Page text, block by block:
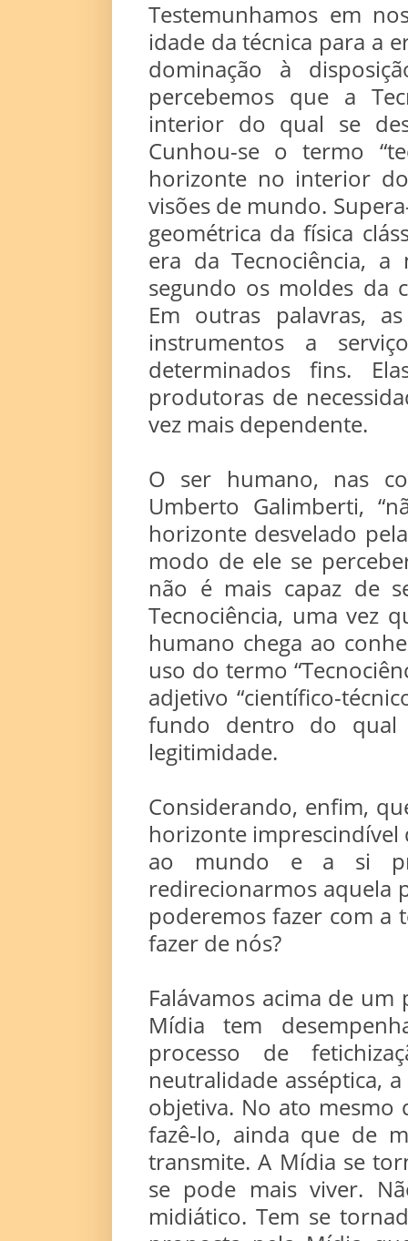
Testemunhamos em
idade da técnica para a
dominação à
percebemos que a
interior do qual se
Cunhou-se o termo
horizonte no interior
visões de mundo.
geométrica da física
era da Tecnociência, a
segundo os moldes da
Em outras palavras,
instrumentos a
determinados fins.
produtoras de
vez mais dependente.
O ser humano, nas
Umberto Galimberti,
horizonte desvelado
modo de ele se
não é mais capaz de
Tecnociência, uma vez
humano chega ao
uso do termo
adjetivo “científico-
fundo dentro do qual
legitimidade.
Considerando, enfim,
horizonte imprescindível
ao mundo e a si
redirecionarmos aquela
poderemos fazer com a
fazer de nós?
Falávamos acima de
Mídia tem
processo de
neutralidade asséptica,
objetiva. No ato mesmo
fazê-lo, ainda que de
transmite. A Mídia se
se pode mais viver.
midiático. Tem se